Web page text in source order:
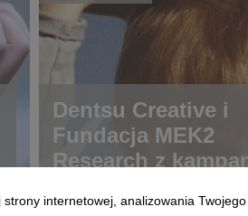
Dentsu Creative i
Fundacja MEK2
Research z
internetowej, analizowania